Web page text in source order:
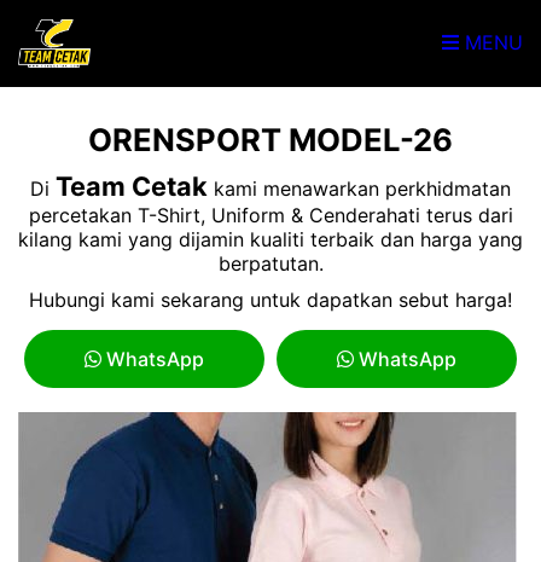
MENU
ORENSPORT MODEL-26
Di Team Cetak kami menawarkan perkhidmatan
percetakan T-Shirt, Uniform & Cenderahati terus dari
kilang kami yang dijamin kualiti terbaik dan harga yang
berpatutan.
Hubungi kami sekarang untuk dapatkan sebut harga!
WhatsApp WhatsApp